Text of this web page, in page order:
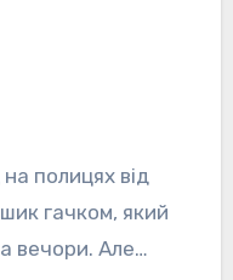
гачком, який
вечори. Але…